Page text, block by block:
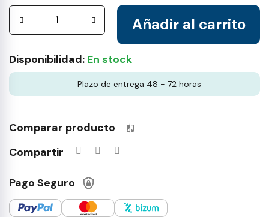
Añadir al carrito
Disponibilidad: En stock
Plazo de entrega 48 - 72 horas
Comparar producto Productos incluidos en tu lista
Compartir
Pago Seguro